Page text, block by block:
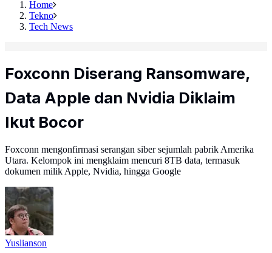
Home
Tekno
Tech News
Foxconn Diserang Ransomware,
Data Apple dan Nvidia Diklaim
Ikut Bocor
Foxconn mengonfirmasi serangan siber sejumlah pabrik Amerika
Utara. Kelompok ini mengklaim mencuri 8TB data, termasuk
dokumen milik Apple, Nvidia, hingga Google
Yuslianson